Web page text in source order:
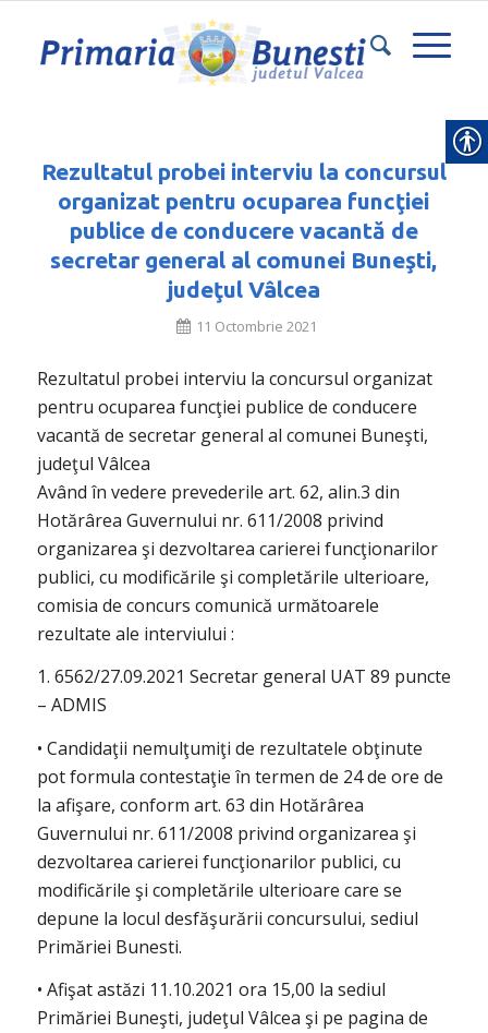
Rezultatul probei interviu la concursul
organizat pentru ocuparea funcţiei
publice de conducere vacantă de
secretar general al comunei Buneşti,
judeţul Vâlcea
11 Octombrie 2021
Rezultatul probei interviu la concursul organizat
pentru ocuparea funcţiei publice de conducere
vacantă de secretar general al comunei Buneşti,
judeţul Vâlcea
Având în vedere prevederile art. 62, alin.3 din
Hotărârea Guvernului nr. 611/2008 privind
organizarea şi dezvoltarea carierei funcţionarilor
publici, cu modificările şi completările ulterioare,
comisia de concurs comunică următoarele
rezultate ale interviului :
1. 6562/27.09.2021 Secretar general UAT 89 puncte
– ADMIS
• Candidaţii nemulţumiţi de rezultatele obţinute
pot formula contestaţie în termen de 24 de ore de
la afişare, conform art. 63 din Hotărârea
Guvernului nr. 611/2008 privind organizarea şi
dezvoltarea carierei funcţionarilor publici, cu
modificările şi completările ulterioare care se
depune la locul desfăşurării concursului, sediul
Primăriei Bunesti.
• Afişat astăzi 11.10.2021 ora 15,00 la sediul
Primăriei Buneşti, judeţul Vâlcea şi pe pagina de